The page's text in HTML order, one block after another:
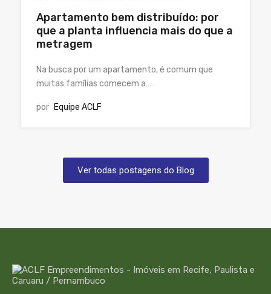
Apartamento bem distribuído: por
que a planta influencia mais do que a
metragem
Na busca por um apartamento, é comum que
muitas famílias comecem a…
por Equipe ACLF
Ver todas postagens do Blog